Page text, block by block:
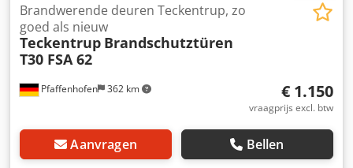
Pfaffenhofen 362 km
Brandwerende deuren Teckentrup, zo
goed als nieuw
Teckentrup Brandschutztüren
T30 FSA 62
€ 1.150
vraagprijs excl. btw
Aanvragen Bellen